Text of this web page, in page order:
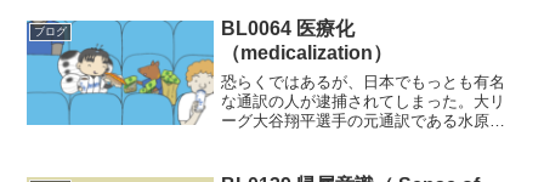
ビーである。その特徴の一つは複数のパ
ーツから構成されている点...
ブログ
BL0064 医療化
（medicalization）
恐らくではあるが、日本でもっとも有名
な通訳の人が逮捕されてしまった。大リ
ーグ大谷翔平選手の元通訳である水原一